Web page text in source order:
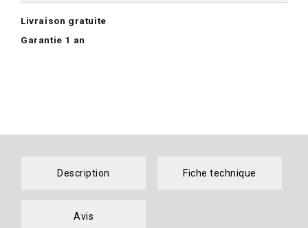
Livraison gratuite
Garantie 1 an
Description Fiche technique
Avis